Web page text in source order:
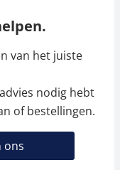
van het juiste
nodig hebt
of bestellingen.
ons